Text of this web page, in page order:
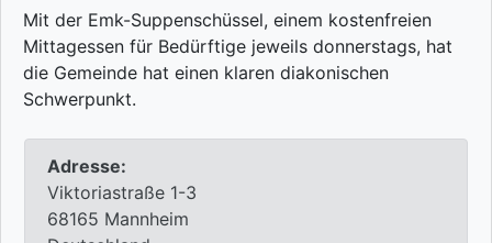
Mit der Emk-Suppenschüssel, einem kostenfreien
Mittagessen für Bedürftige jeweils donnerstags, hat
die Gemeinde hat einen klaren diakonischen
Schwerpunkt.
Adresse:
Viktoriastraße 1-3
68165 Mannheim